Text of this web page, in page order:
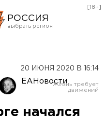
РОССИЯ
Оренбург
[18+]
20 ИЮНЯ 2020 В 16:14
ЕАНовости
начался